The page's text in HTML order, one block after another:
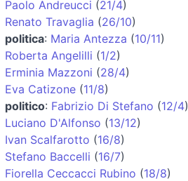
Paolo Andreucci (21/4)
Renato Travaglia (26/10)
politica: Maria Antezza (10/11)
Roberta Angelilli (1/2)
Erminia Mazzoni (28/4)
Eva Catizone (11/8)
politico: Fabrizio Di Stefano (12/4)
Luciano D'Alfonso (13/12)
Ivan Scalfarotto (16/8)
Stefano Baccelli (16/7)
Fiorella Ceccacci Rubino (18/8)